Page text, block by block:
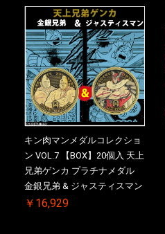
注分】2026/10/30 一斉出荷予
キン肉マンメダルコレクショ
ン VOL.7 【BOX】20個入 天上
兄弟ゲンカ プラチナメダル
金銀兄弟 & ジャスティスマン
2.0 ケース付き【初回購入特
￥16,929